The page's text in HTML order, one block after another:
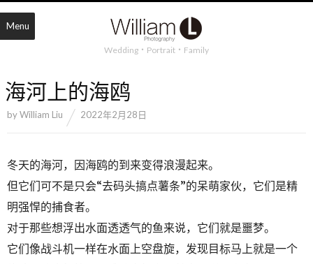
Wedding・Portrait・Family
海河上的海鸥
byWilliam Liu 2022年2月28日
冬天的海河，因海鸥的到来变得浪漫起来。
但它们可不是只会“去码头搞点薯条”的呆萌家伙，它们是精
明强悍的捕食者。
对于那些想浮出水面透透气的鱼来说，它们就是噩梦。
它们像战斗机一样在水面上空盘旋，发现目标马上就是一个
Menu